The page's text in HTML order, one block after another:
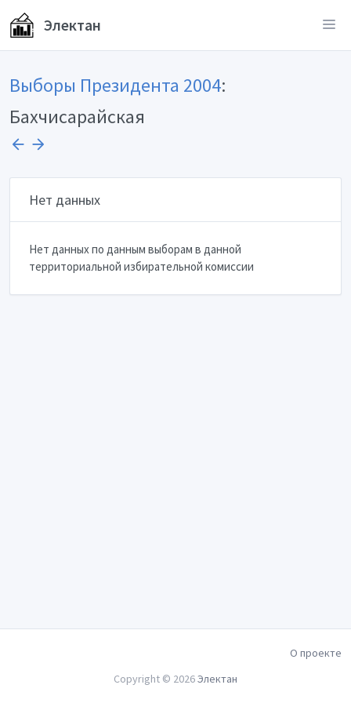
Электан
Выборы Президента 2004:
Бахчисарайская
Нет данных
Нет данных по данным выборам в данной
территориальной избирательной комиссии
О проекте
Copyright © 2026Электан